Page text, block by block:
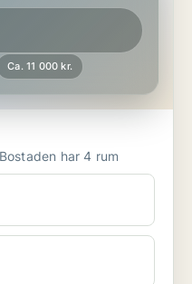
Ca. 11 000 kr.
Lägenhet att hyra i Gislaved Bostaden har 4 rum